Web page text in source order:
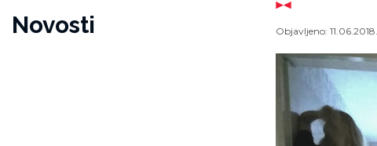
Novosti Objavljeno: 11.06.2018.